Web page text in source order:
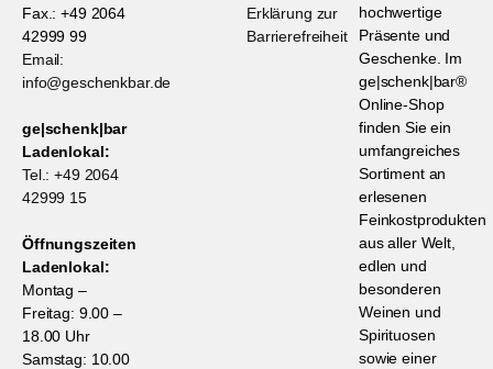
Fax.: +49 2064
42999 99
Email:
info@geschenkbar.de
ge|schenk|bar
Ladenlokal:
Tel.: +49 2064
42999 15
Öffnungszeiten
Ladenlokal:
Montag –
Freitag: 9.00 –
18.00 Uhr
Samstag: 10.00
Erklärung zur
Barrierefreiheit
hochwertige
Präsente und
Geschenke. Im
ge|schenk|bar®
Online-Shop
finden Sie ein
umfangreiches
Sortiment an
erlesenen
Feinkostprodukten
aus aller Welt,
edlen und
besonderen
Weinen und
Spirituosen
sowie einer